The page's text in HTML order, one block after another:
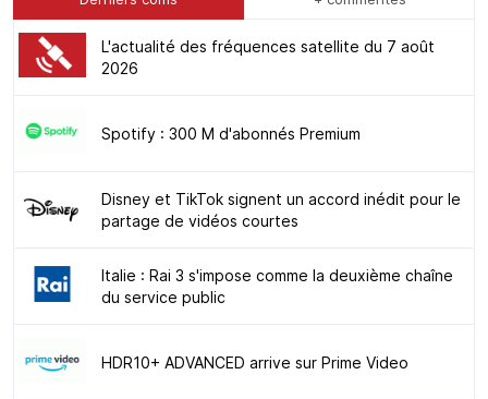
L'actualité des fréquences satellite du 7 août
2026
Spotify : 300 M d'abonnés Premium
Disney et TikTok signent un accord inédit pour le
partage de vidéos courtes
Italie : Rai 3 s'impose comme la deuxième chaîne
du service public
HDR10+ ADVANCED arrive sur Prime Video